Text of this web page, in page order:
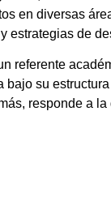
en diversas
estrategias de
referente
su
responde a